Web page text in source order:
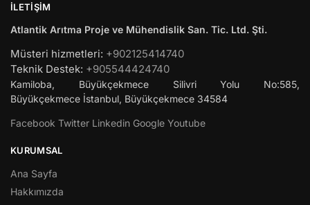
İLETIŞIM
Atlantik Arıtma Proje ve Mühendislik San. Tic. Ltd. Şti.
Müsteri hizmetleri: +902125414740
Teknik Destek: +905544424740
Kamiloba, Büyükçekmece Silivri Yolu No:585,
Büyükçekmece İstanbul, Büyükçekmece 34584
Facebook Twitter Linkedin Google Youtube
KURUMSAL
Ana Sayfa
Hakkımızda